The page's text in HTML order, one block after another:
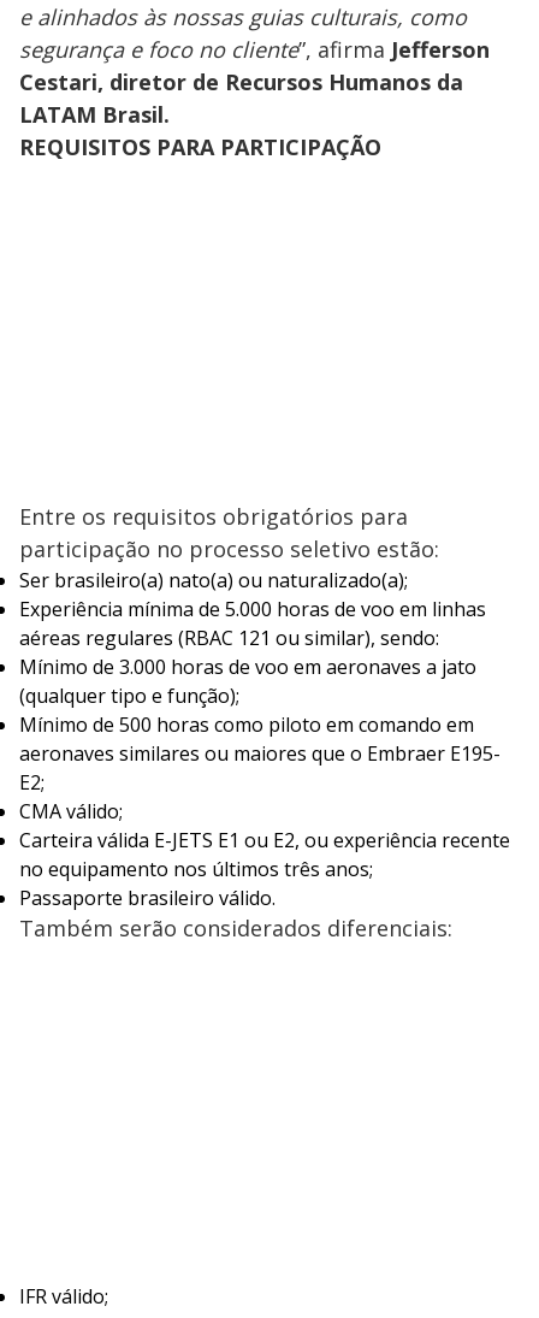
e alinhados às nossas guias culturais, como
segurança e foco no cliente”, afirma Jefferson
Cestari, diretor de Recursos Humanos da
LATAM Brasil.
REQUISITOS PARA PARTICIPAÇÃO
Entre os requisitos obrigatórios para
participação no processo seletivo estão:
Ser brasileiro(a) nato(a) ou naturalizado(a);
Experiência mínima de 5.000 horas de voo em linhas
aéreas regulares (RBAC 121 ou similar), sendo:
Mínimo de 3.000 horas de voo em aeronaves a jato
(qualquer tipo e função);
Mínimo de 500 horas como piloto em comando em
aeronaves similares ou maiores que o Embraer E195-
E2;
CMA válido;
Carteira válida E-JETS E1 ou E2, ou experiência recente
no equipamento nos últimos três anos;
Passaporte brasileiro válido.
Também serão considerados diferenciais:
IFR válido;